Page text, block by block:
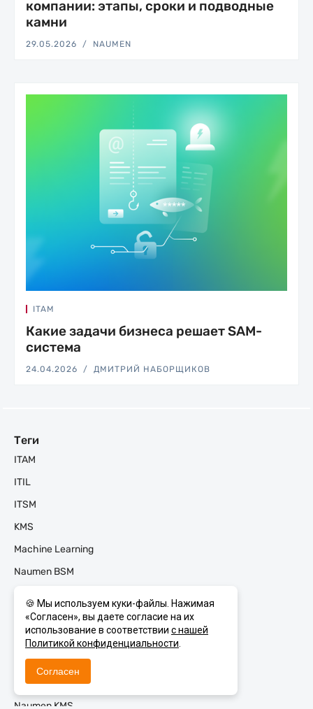
компании: этапы, сроки и подводные
камни
29.05.2026 NAUMEN
ITAM
Какие задачи бизнеса решает SAM-
система
24.04.2026 ДМИТРИЙ НАБОРЩИКОВ
Теги
ITAM
ITIL
ITSM
KMS
Machine Learning
Naumen BSM
Naumen Enterprise Search
Naumen ESM
Naumen Inventory
Naumen ITAM
Naumen KMS
🍪 Мы используем куки-файлы. Нажимая
«Согласен», вы даете согласие на их
использование в соответствии с нашей
Политикой конфиденциальности
Согласен